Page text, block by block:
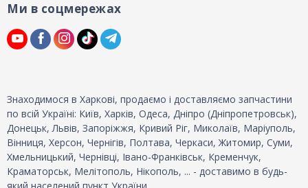
Ми в соцмережах
Знаходимося в Харкові, продаємо і доставляємо запчастини
по всій Україні: Київ, Харків, Одеса, Дніпро (Дніпропетровськ),
Донецьк, Львів, Запоріжжя, Кривий Ріг, Миколаїв, Маріуполь,
Вінниця, Херсон, Чернігів, Полтава, Черкаси, Житомир, Суми,
Хмельницький, Чернівці, Івано-Франківськ, Кременчук,
Краматорськ, Мелітополь, Нікополь, ... - доставимо в будь-